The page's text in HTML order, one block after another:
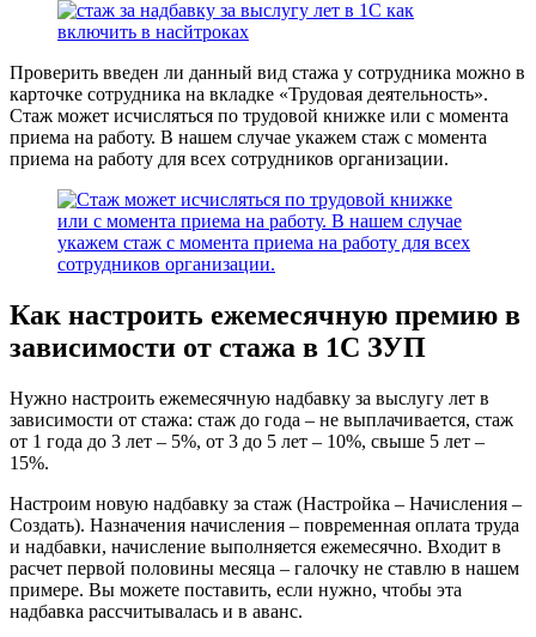
Проверить введен ли данный вид стажа у сотрудника можно в
карточке сотрудника на вкладке «Трудовая деятельность».
Стаж может исчисляться по трудовой книжке или с момента
приема на работу. В нашем случае укажем стаж с момента
приема на работу для всех сотрудников организации.
Как настроить ежемесячную премию в
зависимости от стажа в 1С ЗУП
Нужно настроить ежемесячную надбавку за выслугу лет в
зависимости от стажа: стаж до года – не выплачивается, стаж
от 1 года до 3 лет – 5%, от 3 до 5 лет – 10%, свыше 5 лет –
15%.
Настроим новую надбавку за стаж (Настройка – Начисления –
Создать). Назначения начисления – повременная оплата труда
и надбавки, начисление выполняется ежемесячно. Входит в
расчет первой половины месяца – галочку не ставлю в нашем
примере. Вы можете поставить, если нужно, чтобы эта
надбавка рассчитывалась и в аванс.